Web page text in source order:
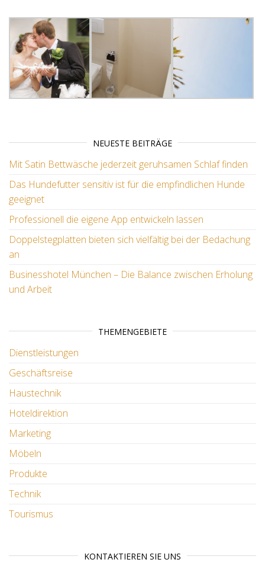
NEUESTE BEITRÄGE
Mit Satin Bettwäsche jederzeit geruhsamen Schlaf finden
Das Hundefutter sensitiv ist für die empfindlichen Hunde
geeignet
Professionell die eigene App entwickeln lassen
Doppelstegplatten bieten sich vielfältig bei der Bedachung
an
Businesshotel München – Die Balance zwischen Erholung
und Arbeit
THEMENGEBIETE
Dienstleistungen
Geschäftsreise
Haustechnik
Hoteldirektion
Marketing
Möbeln
Produkte
Technik
Tourismus
KONTAKTIEREN SIE UNS